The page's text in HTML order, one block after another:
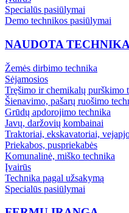
Specialūs pasiūlymai
Demo technikos pasiūlymai
NAUDOTA
Žemės dirbimo technika
Sėjamosios
Tręšimo ir chemikalų purškimo
Šienavimo, pašarų ruošimo
Grūdų apdorojimo technika
Javų, daržovių kombainai
Traktoriai, ekskavatoriai,
Priekabos, puspriekabės
Komunalinė, miško technika
Įvairūs
Technika pagal užsakymą
Specialūs pasiūlymai